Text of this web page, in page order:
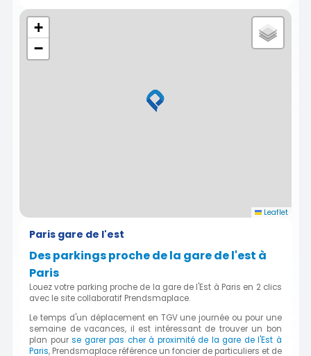
+
−
Leaflet
Paris gare de l'est
Des parkings proche de la gare de l'est à
Paris
Louez votre parking proche de la gare de l'Est à Paris en 2 clics
avec le site collaboratif Prendsmaplace.
Le temps d'un déplacement en TGV une journée ou pour une
semaine de vacances, il est intéressant de trouver un bon
plan pourse garer pas cher à proximité de la gare de l'Est à
Paris, Prendsmaplace référence un foncier de particuliers et de